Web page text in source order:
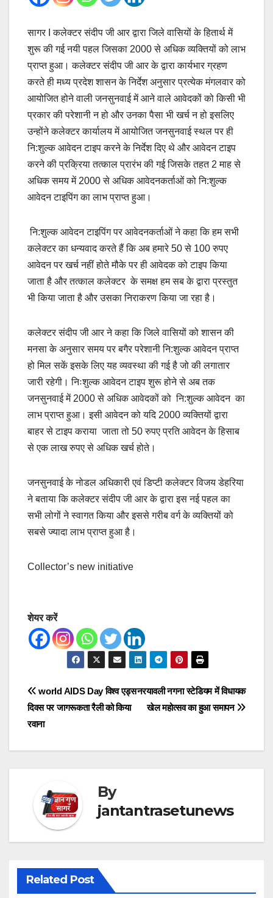
सागर I कलेक्टर संदीप जी आर द्वारा जिले वासियों के हितार्थ में
शुरू की गई नयी पहल जिसका 2000 से अधिक व्यक्तियों को लाभ
प्राप्त हुआ। कलेक्टर संदीप जी आर के द्वारा कार्यभार ग्रहण
करते ही मध्य प्रदेश शासन के निर्देश अनुसार प्रत्येक मंगलवार को
आयोजित होने वाली जनसुनवाई में आने वाले आवेदकों को किसी भी
प्रकार की परेशानी न हो और उनका पैसा भी खर्च न हो इसलिए
उन्होंने कलेक्टर कार्यालय में आयोजित जनसुनवाई स्थल पर ही
नि:शुल्क आवेदन टाइप करने के निर्देश दिए थे और आवेदन टाइप
करने की प्रक्रिया तत्काल प्रारंभ की गई जिसके तहत 2 माह से
अधिक समय में 2000 से अधिक आवेदनकर्ताओं को नि:शुल्क
आवेदन टाइपिंग का लाभ प्राप्त हुआ।
नि:शुल्क आवेदन टाइपिंग पर आवेदनकर्ताओं ने कहा कि हम सभी
कलेक्टर का धन्यवाद करते हैं कि अब हमारे 50 से 100 रुपए
आवेदन पर खर्च नहीं होते मौके पर ही आवेदक को टाइप किया
जाता है और तत्काल कलेक्टर के समक्ष हम सब के द्वारा प्रस्तुत
भी किया जाता है और उसका निराकरण किया जा रहा है।
कलेक्टर संदीप जी आर ने कहा कि जिले वासियों को शासन की
मनसा के अनुसार समय पर बगैर परेशानी नि:शुल्क आवेदन प्राप्त
हो मिल सकें इसके लिए यह व्यवस्था की गई है जो की लगातार
जारी रहेगी। निःशुल्क आवेदन टाइप शुरू होने से अब तक
जनसुनवाई में 2000 से अधिक आवेदकों को नि:शुल्क आवेदन का
लाभ प्राप्त हुआ। इसी आवेदन को यदि 2000 व्यक्तियों द्वारा
बाहर से टाइप कराया जाता तो 50 रुपए प्रति आवेदन के हिसाब
से एक लाख रुपए से अधिक खर्च होते।
जनसुनवाई के नोडल अधिकारी एवं डिप्टी कलेक्टर विजय डेहरिया
ने बताया कि कलेक्टर संदीप जी आर के द्वारा इस नई पहल का
सभी लोगों ने स्वागत किया और इससे गरीब वर्ग के व्यक्तियों को
सबसे ज्यादा लाभ प्राप्त हुआ है।
Collector’s new initiative
शेयर करें
Post
navigation
नरयावली नगना स्टेडियम में विधायक
खेल महोत्सव का हुआ समापन
world AIDS Day विश्व एड्स
दिवस पर जागरूकता रैली को किया
रवाना
By
jantantrasetunews
Related Post